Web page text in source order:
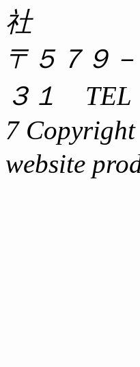
社
〒５７９
３１ TEL
7
website